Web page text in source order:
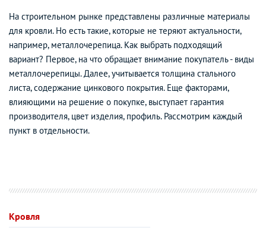
На строительном рынке представлены различные материалы
для кровли. Но есть такие, которые не теряют актуальности,
например, металлочерепица. Как выбрать подходящий
вариант? Первое, на что обращает внимание покупатель - виды
металлочерепицы. Далее, учитывается толщина стального
листа, содержание цинкового покрытия. Еще факторами,
влияющими на решение о покупке, выступает гарантия
производителя, цвет изделия, профиль. Рассмотрим каждый
пункт в отдельности.
Кровля